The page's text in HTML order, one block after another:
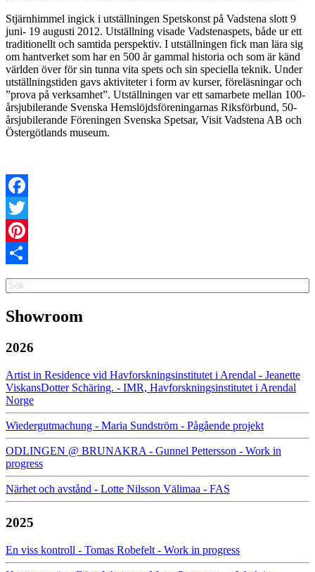
Stjärnhimmel ingick i utställningen Spetskonst på Vadstena slott 9
juni- 19 augusti 2012. Utställning visade Vadstenaspets, både ur ett
traditionellt och samtida perspektiv. I utställningen fick man lära sig
om hantverket som har en 500 år gammal historia och som är känd
världen över för sin tunna vita spets och sin speciella teknik. Under
utställningstiden gavs aktiviteter i form av kurser, föreläsningar och
”prova på verksamhet”. Utställningen var ett samarbete mellan 100-
årsjubilerande Svenska Hemslöjdsföreningarnas Riksförbund, 50-
årsjubilerande Föreningen Svenska Spetsar, Visit Vadstena AB och
Östergötlands museum.
Facebook
Twitter
Pinterest
Search
Showroom
2026
Artist in Residence vid Havforskningsinstitutet i Arendal - Jeanette
ViskansDotter Schäring. - IMR, Havforskningsinstitutet i Arendal
Norge
Wiedergutmachung - Maria Sundström - Pågående projekt
ODLINGEN @ BRUNAKRA - Gunnel Pettersson - Work in
progress
Närhet och avstånd - Lotte Nilsson Välimaa - FAS
2025
En viss kontroll - Tomas Robefelt - Work in progress